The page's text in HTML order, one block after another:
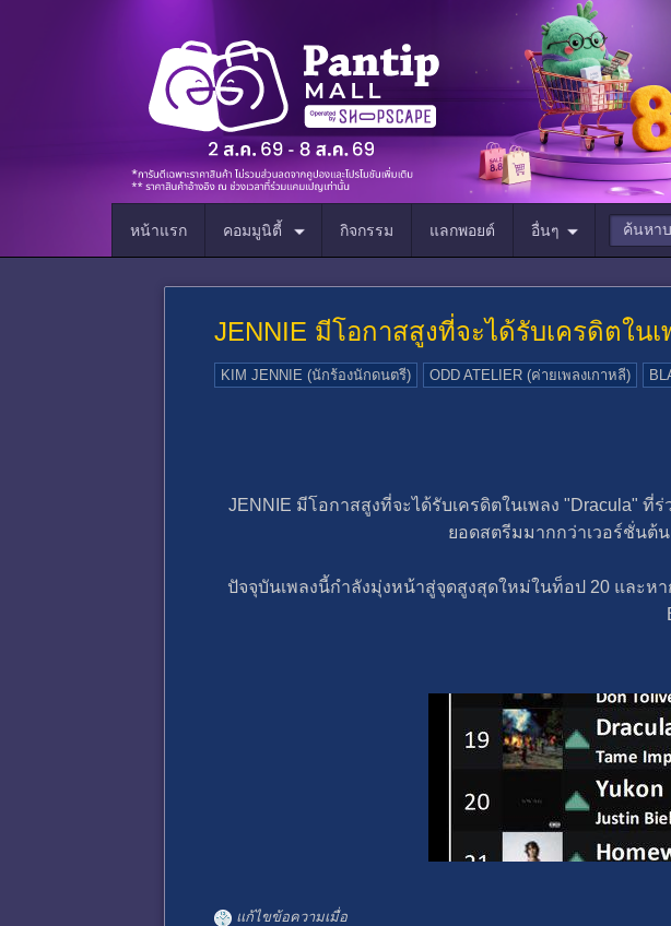
หน้าแรก คอมมูนิตี้ กิจกรรม แลกพอยต์ อื่นๆ
JENNIE มีโอกาสสูงที่จะได้รับเครดิตใน
KIM JENNIE (นักร้องนักดนตรี) ODD ATELIER (ค่ายเพลงเกาหลี)
JENNIE มีโอกาสสูงที่จะได้รับเครดิตในเพลง "Dracula" ที่
ยอดสตรีมมากกว่าเวอร์ชั่นต้
ปัจจุบันเพลงนี้กำลังมุ่งหน้าสู่จุดสูงสุดใหม่ในท็อป 20 และห
แก้ไขข้อความเมื่อ